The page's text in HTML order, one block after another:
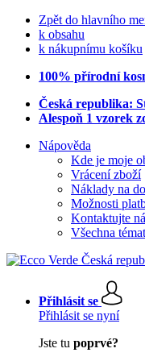
Zpět do hlavního
k obsahu
k nákupnímu košíku
100% přírodní
Česká republika:
Alespoň 1 vzorek
Nápověda
Kde je moje
Vrácení zboží
Náklady na
Možnosti
Kontaktujte
Všechna
Přihlásit se
Přihlásit se nyní
Jste tu poprvé?